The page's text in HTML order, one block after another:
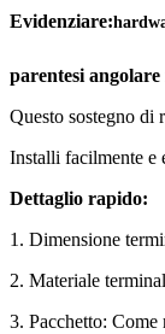
Evidenziare:
parentesi
Questo sostegno di
Installi facilmente e
Dettaglio rapido:
1. Dimensione
2. Materiale
3. Pacchetto: Come